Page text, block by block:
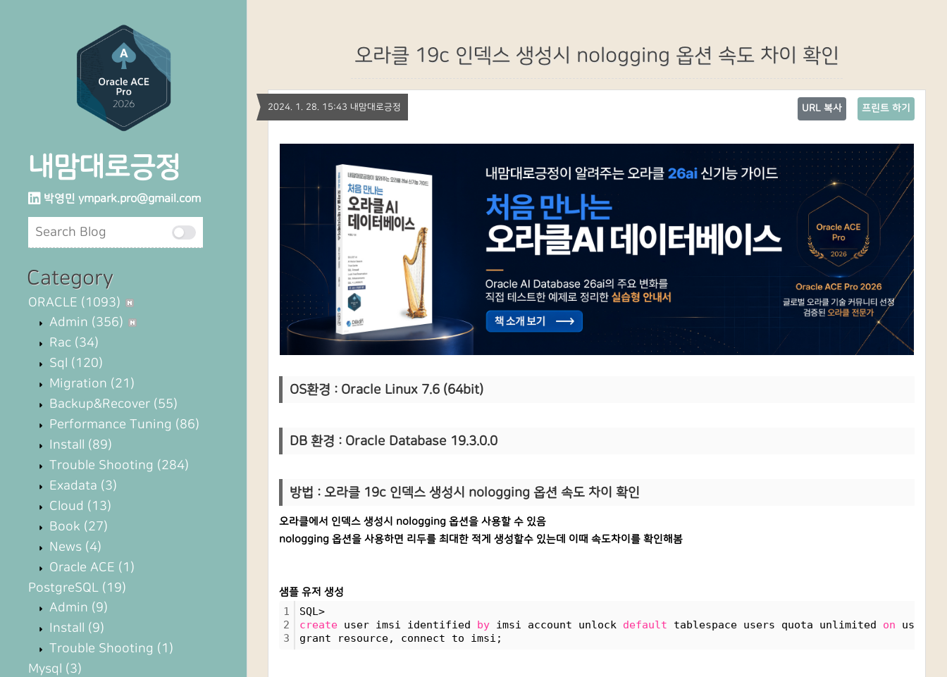
내맘대로긍정
박영민 ympark.pro@gmail.com
Category
ORACLE (1093)
Admin (356)
Rac (34)
Sql (120)
Migration (21)
Backup&Recover (55)
Performance Tuning (86)
Install (89)
Trouble Shooting (284)
Exadata (3)
Cloud (13)
Book (27)
News (4)
Oracle ACE (1)
PostgreSQL (19)
Admin (9)
Install (9)
Trouble Shooting (1)
Mysql (3)
오라클 19c 인덱스 생성시 nologging 옵션 속도 차이 확인
2024. 1. 28. 15:43 내맘대로긍정 프린트 하기
URL 복사
OS환경 : Oracle Linux 7.6 (64bit)
DB 환경 : Oracle Database 19.3.0.0
방법 : 오라클 19c 인덱스 생성시 nologging 옵션 속도 차이 확인
오라클에서 인덱스 생성시 nologging 옵션을 사용할 수 있음
nologging 옵션을 사용하면 리두를 최대한 적게 생성할수 있는데 이때 속도차이를 확인해봄
샘플 유저 생성
1
2
3
SQL>
create user imsi identified by imsi account unlock default tablespace users quota unlimited on users;
grant resource, connect to imsi;